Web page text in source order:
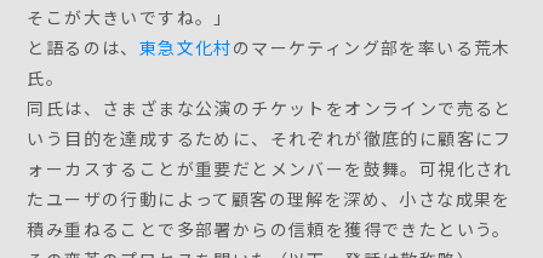
そこが大きいですね。」
と語るのは、 東急文化村のマーケティング部を率いる荒木
氏。
同氏は、さまざまな公演のチケットをオンラインで売ると
いう目的を達成するために、それぞれが徹底的に顧客にフ
ォーカスすることが重要だとメンバーを鼓舞。可視化され
たユーザの行動によって顧客の理解を深め、小さな成果を
積み重ねることで多部署からの信頼を獲得できたという。